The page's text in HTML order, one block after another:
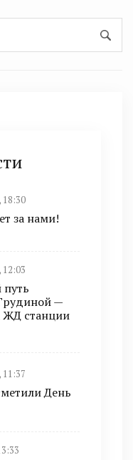
18:30
за нами!
12:03
—
ЖД станции
11:37
День